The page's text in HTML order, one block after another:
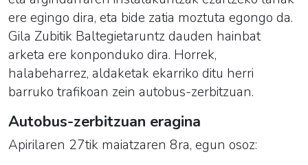
ere egingo dira, eta bide zatia moztuta egongo da.
Gila Zubitik Baltegietaruntz dauden hainbat
arketa ere konponduko dira. Horrek,
halabeharrez, aldaketak ekarriko ditu herri
barruko trafikoan zein autobus-zerbitzuan.
Autobus-zerbitzuan eragina
Apirilaren 27tik maiatzaren 8ra, egun osoz: